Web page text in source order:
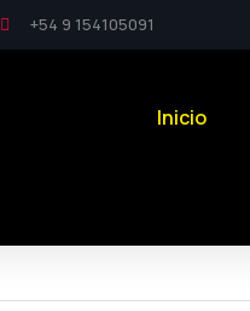
+54 9 154105091
Inicio